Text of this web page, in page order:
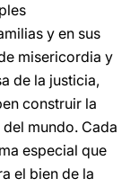
y en sus
misericordia y
de la justicia,
construir la
mundo. Cada
especial que
el bien de la